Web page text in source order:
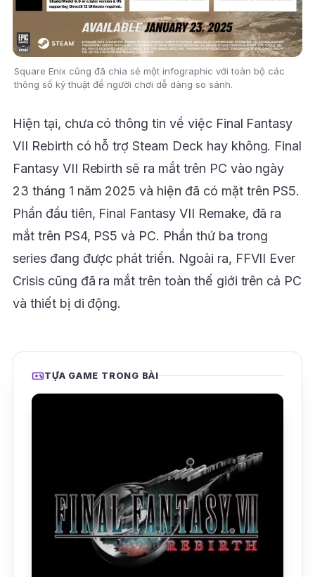
Square Enix cũng đã chia sẻ một infographic với toàn bộ các
thông số kỹ thuật để người chơi dễ dàng so sánh.
Hiện tại, chưa có thông tin về việc Final Fantasy
VII Rebirth có hỗ trợ Steam Deck hay không. Final
Fantasy VII Rebirth sẽ ra mắt trên PC vào ngày
23 tháng 1 năm 2025 và hiện đã có mặt trên PS5.
Phần đầu tiên, Final Fantasy VII Remake, đã ra
mắt trên PS4, PS5 và PC. Phần thứ ba trong
series đang được phát triển. Ngoài ra, FFVII Ever
Crisis cũng đã ra mắt trên toàn thế giới trên cả PC
và thiết bị di động.
TỰA GAME TRONG BÀI